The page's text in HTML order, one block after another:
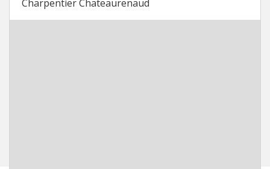
Charpentier Chateaurenaud